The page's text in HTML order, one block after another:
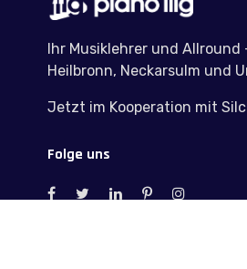
Ihr Musiklehrer und Allround
Heilbronn, Neckarsulm und
Jetzt im Kooperation mit
Folge uns